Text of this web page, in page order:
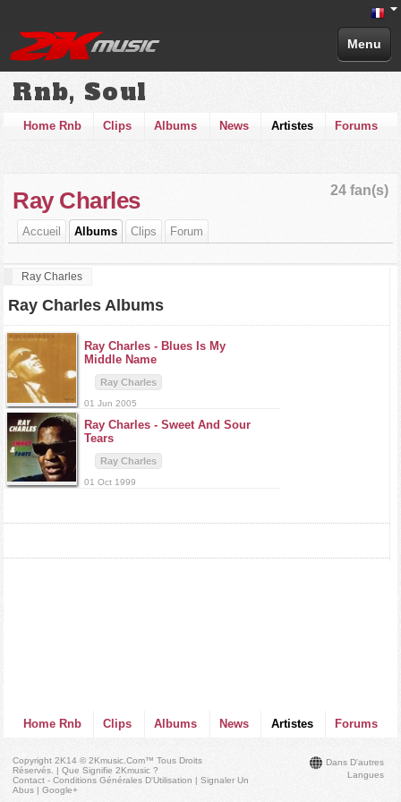
Menu
Rnb, Soul
Home Rnb Clips Albums News Artistes Forums
24 fan(s)
Ray Charles
Accueil Albums Clips Forum
Ray Charles
Ray Charles Albums
Ray Charles - Blues Is My
Middle Name
Ray Charles
01 Jun 2005
Ray Charles - Sweet And Sour
Tears
Ray Charles
01 Oct 1999
Home Rnb Clips Albums News Artistes Forums
Dans D'autres
Langues
Copyright 2K14 © 2Kmusic.com™Tous Droits
Réservés . |Que Signifie 2Kmusic ?
Contact - Conditions Générales D'Utilisation |Signaler Un
Abus |Google+